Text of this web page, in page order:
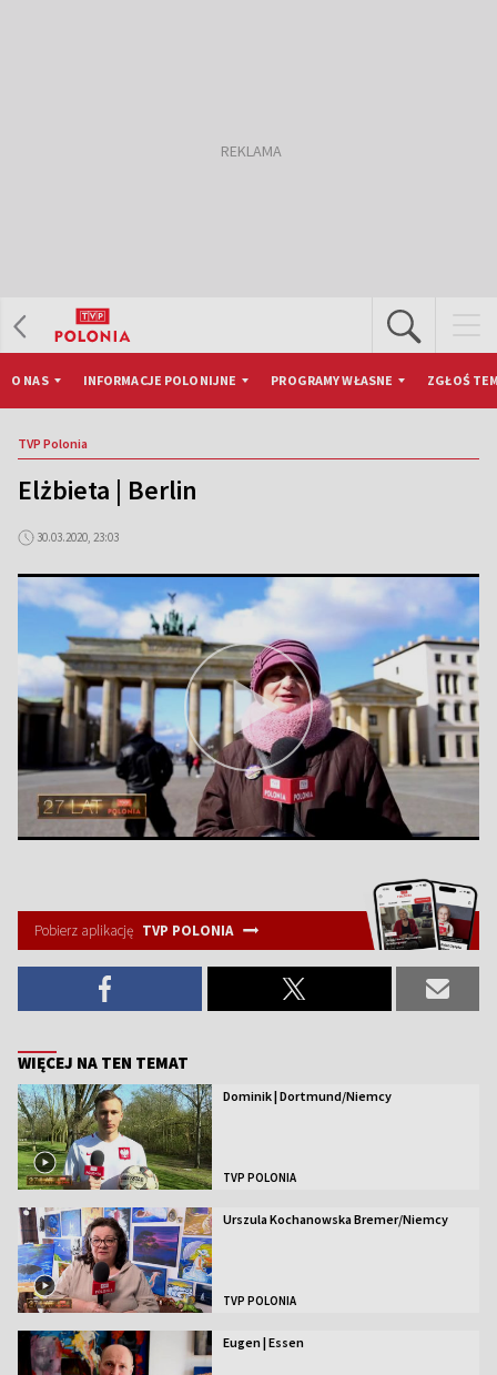
O NAS INFORMACJE POLONIJNE PROGRAMY WŁASNE ZGŁOŚ
TVP Polonia
Elżbieta | Berlin
30.03.2020, 23:03
Pobierz aplikację TVP POLONIA
WIĘCEJ NA TEN TEMAT
Dominik | Dortmund/Niemcy
TVP POLONIA
Urszula Kochanowska Bremer/Niemcy
TVP POLONIA
Eugen | Essen